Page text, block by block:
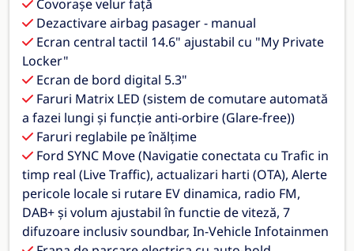
Covorașe velur față
Dezactivare airbag pasager - manual
Ecran central tactil 14.6" ajustabil cu "My Private
Locker"
Ecran de bord digital 5.3"
Faruri Matrix LED (sistem de comutare automată
a fazei lungi și funcție anti-orbire (Glare-free))
Faruri reglabile pe înălțime
Ford SYNC Move (Navigatie conectata cu Trafic in
timp real (Live Traffic), actualizari harti (OTA), Alerte
pericole locale si rutare EV dinamica, radio FM,
DAB+ și volum ajustabil în functie de viteză, 7
difuzoare inclusiv soundbar, In-Vehicle Infotainmen